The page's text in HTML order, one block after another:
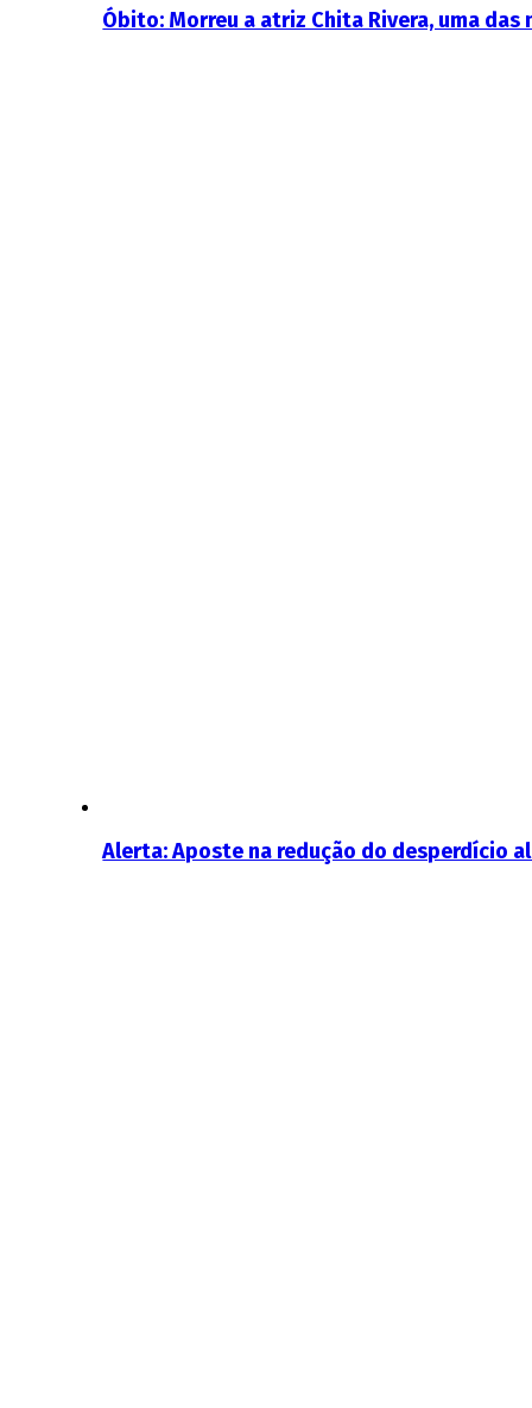
Óbito: Morreu a atriz Chita Rivera, uma
Alerta: Aposte na redução do desperdício